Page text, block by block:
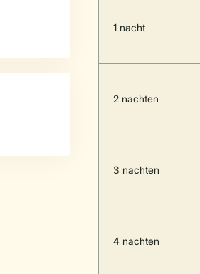
1 nacht
2 nachten
3 nachten
4 nachten